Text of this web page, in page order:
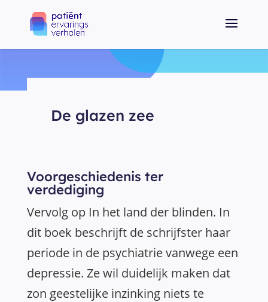
De glazen zee
Voorgeschiedenis ter
verdediging
Vervolg op In het land der blinden. In
dit boek beschrijft de schrijfster haar
periode in de psychiatrie vanwege een
depressie. Ze wil duidelijk maken dat
zon geestelijke inzinking niets te